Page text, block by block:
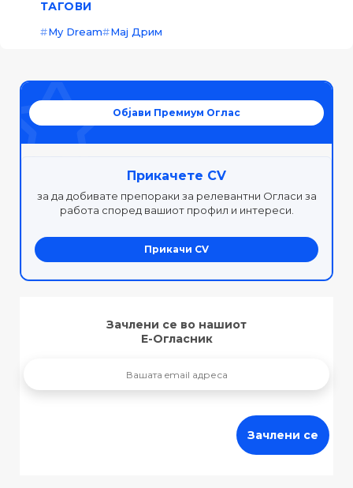
ТАГОВИ
My Dream Мај Дрим
Објави Премиум Оглас
Прикачете CV
за да добивате препораки за релевантни Огласи за
работа според вашиот профил и интереси.
Прикачи CV
Зачлени се во нашиот
Е-Огласник